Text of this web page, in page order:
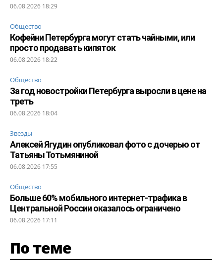
06.08.2026 18:29
Общество
Кофейни Петербурга могут стать чайными, или
просто продавать кипяток
06.08.2026 18:22
Общество
За год новостройки Петербурга выросли в цене на
треть
06.08.2026 18:04
Звезды
Алексей Ягудин опубликовал фото с дочерью от
Татьяны Тотьмяниной
06.08.2026 17:55
Общество
Больше 60% мобильного интернет-трафика в
Центральной России оказалось ограничено
06.08.2026 17:11
По теме